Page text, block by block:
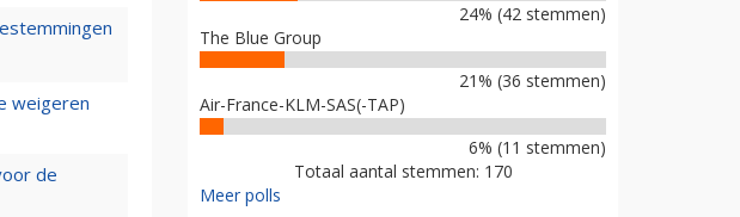
weigeren
de
24% (42 stemmen)
The Blue Group
21% (36 stemmen)
Air-France-KLM-SAS(-TAP)
6% (11 stemmen)
Totaal aantal stemmen: 170
Meer polls